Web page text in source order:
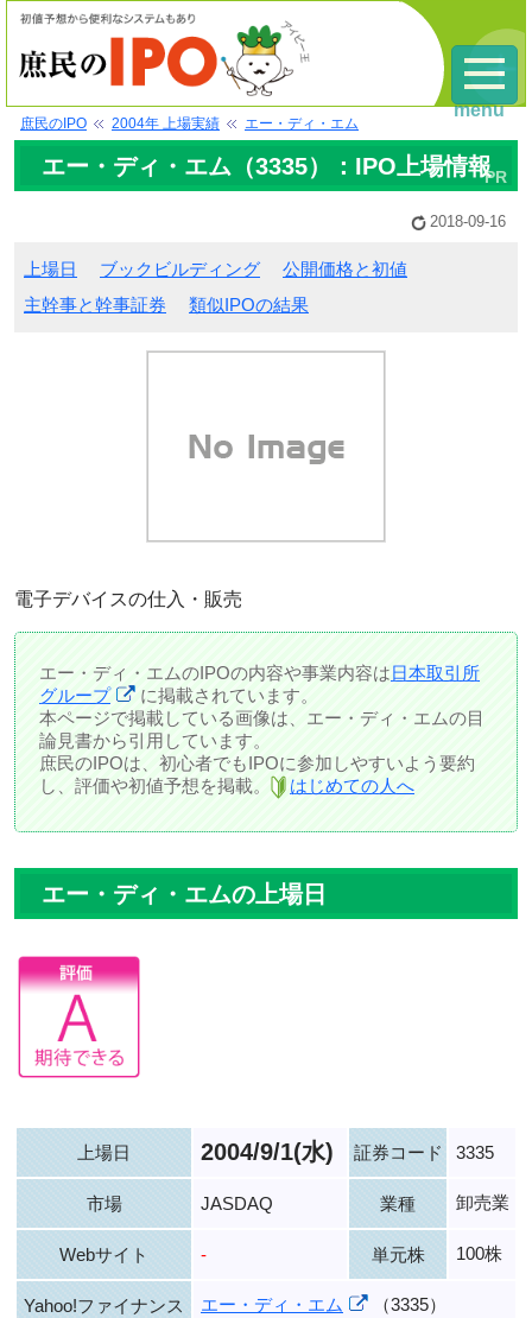
庶民のIPO 2004年 上場実績 エー・ディ・エム
エー・ディ・エム（3335）：IPO上場情報
2018-09-16
上場日 ブックビルディング
公開価格と初値
主幹事と幹事証券
類似IPOの結果
電子デバイスの仕入・販売
エー・ディ・エムのIPOの内容や事業内容は日本取引所
グループ
に掲載されています。
本ページで掲載している画像は、エー・ディ・エムの目
論見書から引用しています。
庶民のIPOは、初心者でもIPOに参加しやすいよう要約
し、評価や初値予想を掲載。
はじめての人へ
エー・ディ・エムの上場日
上場日 2004/9/1(水) 証券コード 3335
市場 JASDAQ 業種 卸売業
Webサイト - 単元株 100株
Yahoo!ファイナンス エー・ディ・エム （3335）
menu